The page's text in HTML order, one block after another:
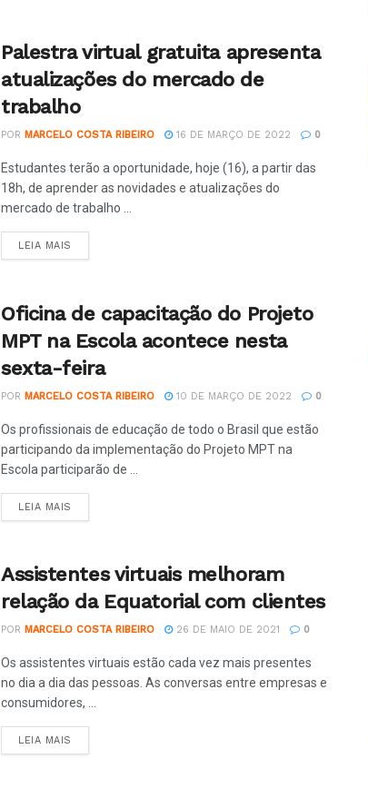
Palestra virtual gratuita apresenta
atualizações do mercado de
trabalho
POR MARCELO COSTA RIBEIRO 16 DE MARÇO DE 2022 0
Estudantes terão a oportunidade, hoje (16), a partir das
18h, de aprender as novidades e atualizações do
mercado de trabalho ...
LEIA MAIS
Oficina de capacitação do Projeto
MPT na Escola acontece nesta
sexta-feira
POR MARCELO COSTA RIBEIRO 10 DE MARÇO DE 2022 0
Os profissionais de educação de todo o Brasil que estão
participando da implementação do Projeto MPT na
Escola participarão de ...
LEIA MAIS
Assistentes virtuais melhoram
relação da Equatorial com clientes
POR MARCELO COSTA RIBEIRO 26 DE MAIO DE 2021 0
Os assistentes virtuais estão cada vez mais presentes
no dia a dia das pessoas. As conversas entre empresas e
consumidores, ...
LEIA MAIS